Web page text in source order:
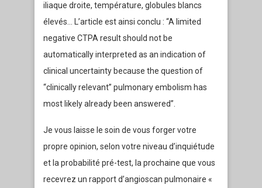
iliaque droite, température, globules blancs
élevés… L’article est ainsi conclu : “A limited
negative CTPA result should not be
automatically interpreted as an indication of
clinical uncertainty because the question of
“clinically relevant” pulmonary embolism has
most likely already been answered”.
Je vous laisse le soin de vous forger votre
propre opinion, selon votre niveau d’inquiétude
et la probabilité pré-test, la prochaine que vous
recevrez un rapport d’angioscan pulmonaire «